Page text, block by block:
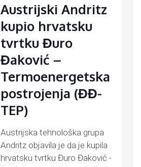
Austrijski Andritz
kupio hrvatsku
tvrtku Đuro
Đaković –
Termoenergetska
postrojenja (ĐĐ-
TEP)
Austrijska tehnološka grupa
Andritz objavila je da je kupila
hrvatsku tvrtku Đuro Đaković -